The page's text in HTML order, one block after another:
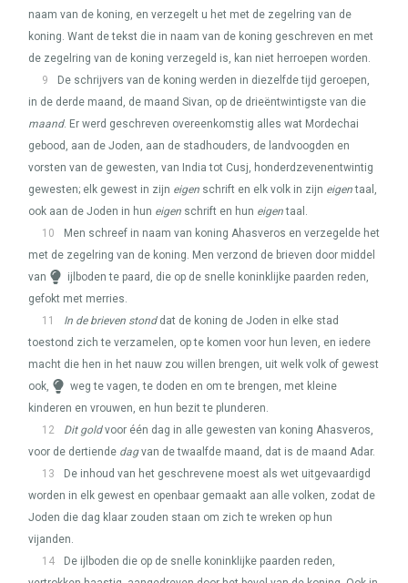
naam van de koning, en verzegelt u het met de zegelring van de
koning. Want de tekst die in naam van de koning geschreven en met
de zegelring van de koning verzegeld is, kan niet herroepen worden.
9
De schrijvers van de koning werden in diezelfde tijd geroepen,
in de derde maand, de maand Sivan, op de drieëntwintigste van die
maand. Er werd geschreven overeenkomstig alles wat Mordechai
gebood, aan de Joden, aan de stadhouders, de landvoogden en
vorsten van de gewesten, van India tot Cusj, honderdzevenentwintig
gewesten; elk gewest in zijn eigen schrift en elk volk in zijn eigentaal,
ook aan de Joden in hun eigen schrift en hun eigentaal.
10
Men schreef in naam van koning Ahasveros en verzegelde het
met de zegelring van de koning. Men verzond de brieven door middel
van
ijlboden te paard, die op de snelle koninklijke paarden reden,
gefokt met merries.
11
In de brieven stonddat de koning de Joden in elke stad
toestond zich te verzamelen, op te komen voor hun leven, en iedere
macht die hen in het nauw zou willen brengen, uit welk volk of gewest
ook,
weg te vagen, te doden en om te brengen, met kleine
kinderen en vrouwen, en hun bezit te plunderen.
12
Dit goldvoor één dag in alle gewesten van koning Ahasveros,
voor de dertiende dagvan de twaalfde maand, dat is de maand Adar.
13
De inhoud van het geschrevene moest als wet uitgevaardigd
worden in elk gewest en openbaar gemaakt aan alle volken, zodat de
Joden die dag klaar zouden staan om zich te wreken op hun
vijanden.
14
De ijlboden die op de snelle koninklijke paarden reden,